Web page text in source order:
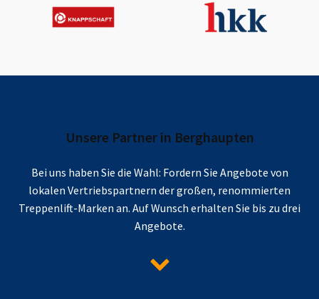
Unsere Partner in Berghaupten
Bei uns haben Sie die Wahl: Fordern Sie Angebote von
lokalen Vertriebspartnern der großen, renommierten
Treppenlift-Marken an. Auf Wunsch erhalten Sie bis zu drei
Angebote.